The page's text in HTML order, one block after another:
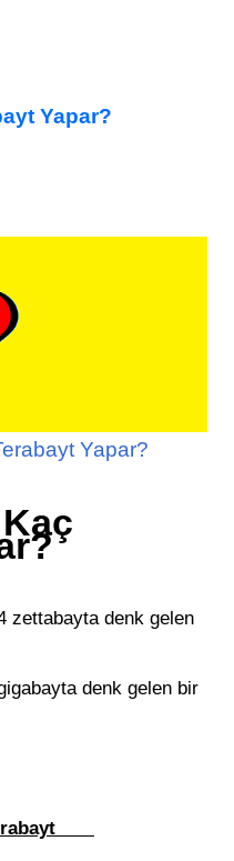
Yapar?
Yapar?
zettabayta denk gelen
denk gelen bir